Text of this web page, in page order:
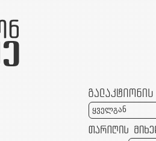
ყველგან